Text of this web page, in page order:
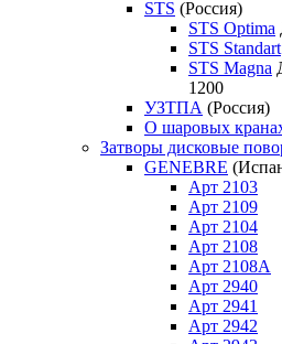
STS (Россия)
STS Optima
STS Standart
STS Magna
1200
УЗТПА (Россия)
О шаровых
Затворы дисковые
GENEBRE
Арт 2103
Арт 2109
Арт 2104
Арт 2108
Арт 2108A
Арт 2940
Арт 2941
Арт 2942